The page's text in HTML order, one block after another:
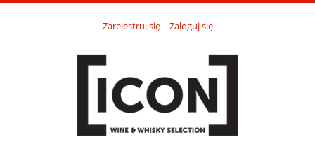
Zarejestruj się Zaloguj się